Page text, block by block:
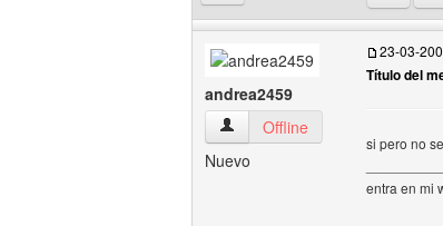
andrea2459
andrea2459 Ver perfil del usuario
Offline
Nuevo
23-03-
Título del
si pero no
entra en mi